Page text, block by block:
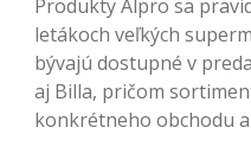
Produkty Alpro sa
letákoch veľkých
bývajú dostupné v
aj Billa, pričom
konkrétneho obchodu